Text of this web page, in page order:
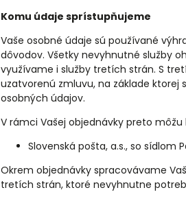
Komu údaje sprístupňujeme
Vaše osobné údaje sú používané
dôvodov. Všetky nevyhnutné služby
využívame i služby tretích strán. S
uzatvorenú zmluvu, na základe
osobných údajov.
V rámci Vašej objednávky preto
Slovenská pošta, a.s., so sídlom
Okrem objednávky spracovávame
tretích strán, ktoré nevyhnutne